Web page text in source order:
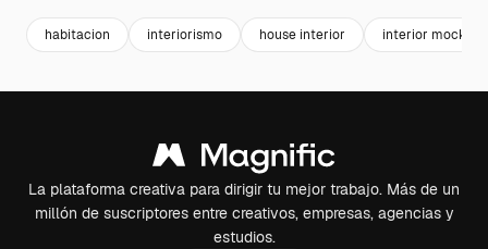
habitacion interiorismo house interior interior mockup
La plataforma creativa para dirigir tu mejor trabajo. Más de un
millón de suscriptores entre creativos, empresas, agencias y
estudios.